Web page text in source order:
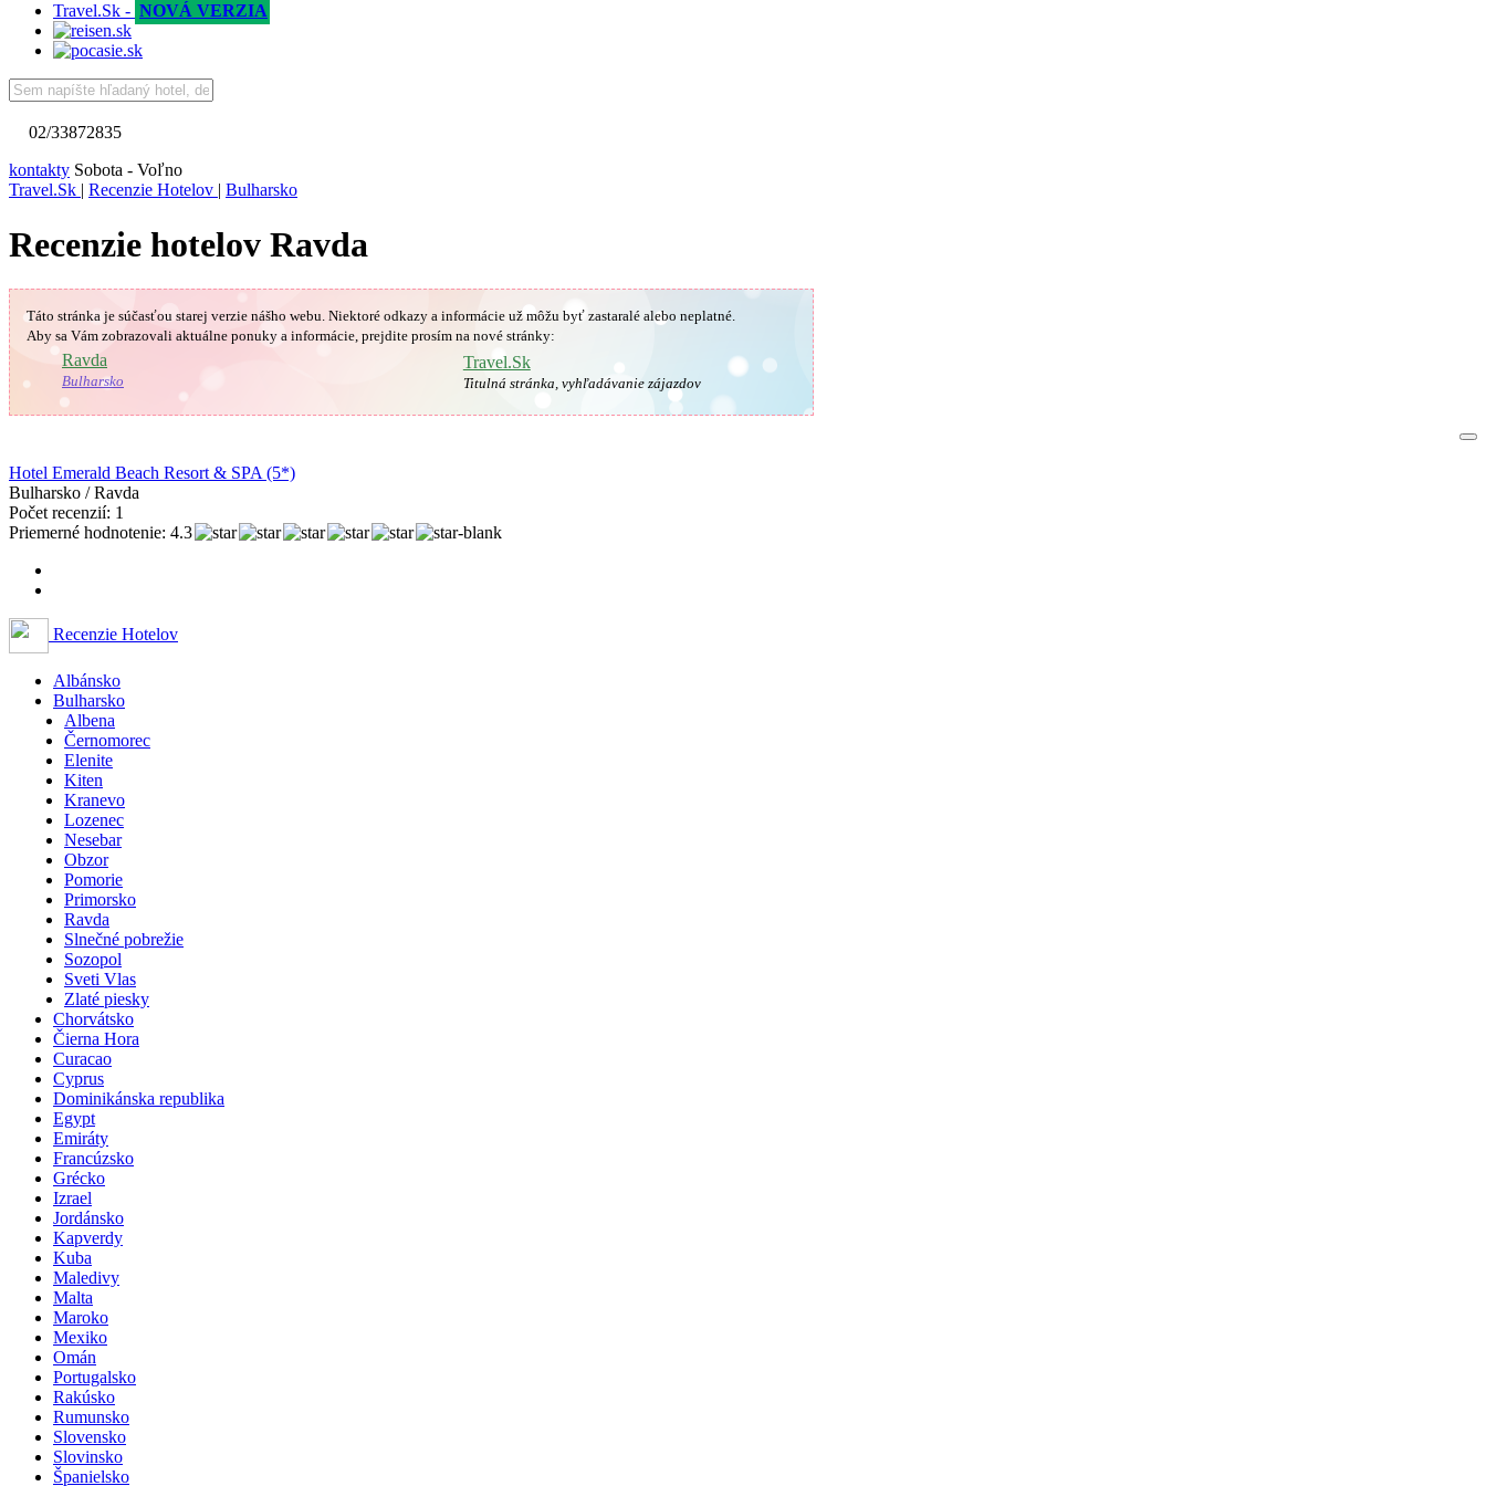
Travel.Sk - NOVÁ VERZIA
02/33872835
kontakty Sobota - Voľno
Travel.Sk | Recenzie Hotelov | Bulharsko
Recenzie hotelov Ravda
Táto stránka je súčasťou starej verzie nášho webu. Niektoré odkazy a informácie už môžu byť zastaralé alebo neplatné.
Aby sa Vám zobrazovali aktuálne ponuky a informácie, prejdite prosím na nové stránky:
🇧🇬 Ravda
Bulharsko
Travel.Sk
Titulná stránka, vyhľadávanie zájazdov
Hotel Emerald Beach Resort & SPA (5*)
Bulharsko / Ravda
Počet recenzií: 1
Priemerné hodnotenie: 4.3
Recenzie Hotelov
Albánsko
Bulharsko
Albena
Černomorec
Elenite
Kiten
Kranevo
Lozenec
Nesebar
Obzor
Pomorie
Primorsko
Ravda
Slnečné pobrežie
Sozopol
Sveti Vlas
Zlaté piesky
Chorvátsko
Čierna Hora
Curacao
Cyprus
Dominikánska republika
Egypt
Emiráty
Francúzsko
Grécko
Izrael
Jordánsko
Kapverdy
Kuba
Maledivy
Malta
Maroko
Mexiko
Omán
Portugalsko
Rakúsko
Rumunsko
Slovensko
Slovinsko
Španielsko